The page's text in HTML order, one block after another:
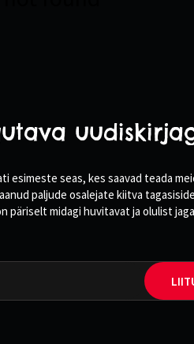
esimeste seas, kes saavad teada
paljude osalejate kiitva
päriselt midagi huvitavat ja olulist